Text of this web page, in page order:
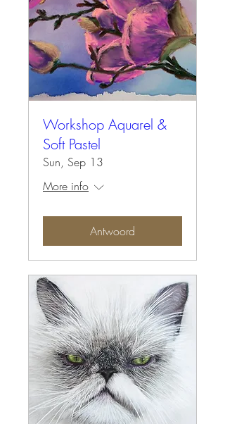
Workshop Aquarel &
Soft Pastel
Sun, Sep 13
More info
Antwoord